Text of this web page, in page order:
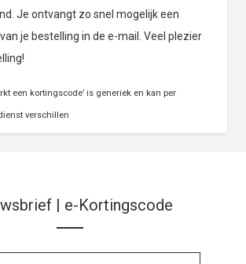
Je ontvangt zo snel mogelijk een
je bestelling in de e-mail. Veel plezier
een kortingscode’ is generiek en kan per
verschillen
| e-Kortingscode